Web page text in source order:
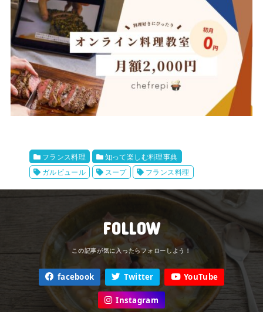
フランス料理
知って楽しむ料理事典
ガルビュール
スープ フランス料理
FOLLOW
facebook Twitter YouTube
Instagram